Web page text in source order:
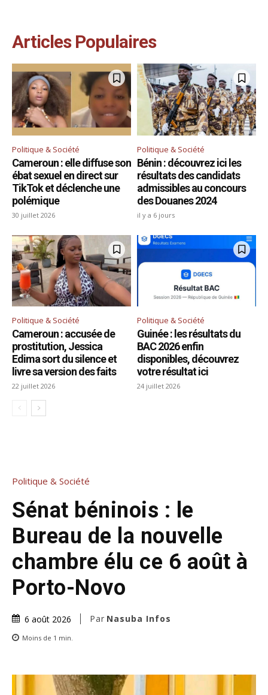
Articles Populaires
Politique & Société
Cameroun : elle diffuse son
ébat sexuel en direct sur
TikTok et déclenche une
polémique
30 juillet 2026
Politique & Société
Bénin : découvrez ici les
résultats des candidats
admissibles au concours
des Douanes 2024
il y a 6 jours
Politique & Société
Cameroun : accusée de
prostitution, Jessica
Edima sort du silence et
livre sa version des faits
22 juillet 2026
Politique & Société
Guinée : les résultats du
BAC 2026 enfin
disponibles, découvrez
votre résultat ici
24 juillet 2026